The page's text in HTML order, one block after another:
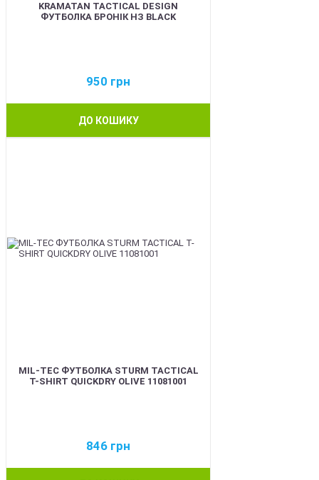
KRAMATAN TACTICAL DESIGN
ФУТБОЛКА БРОНІК НЗ BLACK
950 грн
ДО КОШИКУ
MIL-TEC ФУТБОЛКА STURM TACTICAL
T-SHIRT QUICKDRY OLIVE 11081001
846 грн